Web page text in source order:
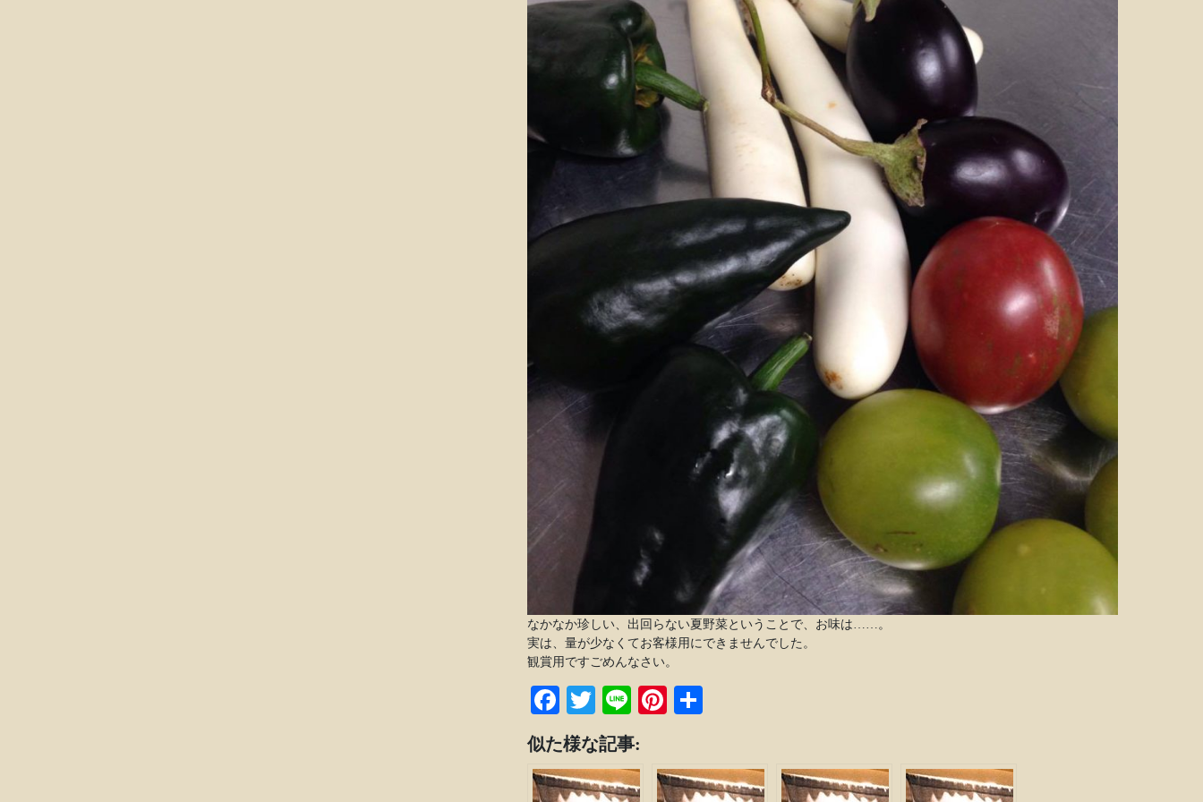
なかなか珍しい、出回らない夏野菜ということで、お味は……。
実は、量が少なくてお客様用にできませんでした。
観賞用ですごめんなさい。
Facebook
TwitterLinePinterest
似た様な記事: